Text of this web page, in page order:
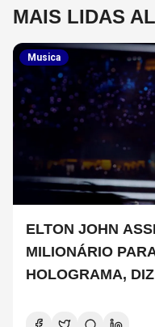
MAIS LIDAS
Musica
ELTON JOHN
MILIONÁRIO
HOLOGRAMA,